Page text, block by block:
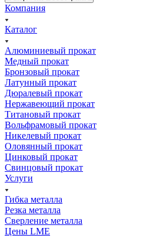
Компания
Каталог
Алюминиевый прокат
Медный прокат
Бронзовый прокат
Латунный прокат
Дюралевый прокат
Нержавеющий прокат
Титановый прокат
Вольфрамовый прокат
Никелевый прокат
Оловянный прокат
Цинковый прокат
Свинцовый прокат
Услуги
Гибка металла
Резка металла
Сверление металла
Цены LME